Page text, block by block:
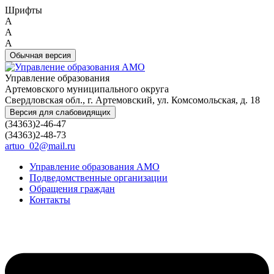
Шрифты
A
A
A
Обычная версия
Управление образования
Артемовского муниципального округа
Свердловская обл., г. Артемовский, ул. Комсомольская, д. 18
Версия для слабовидящих
(34363)2-46-47
(34363)2-48-73
artuo_02@mail.ru
Управление образования АМО
Подведомственные организации
Обращения граждан
Контакты